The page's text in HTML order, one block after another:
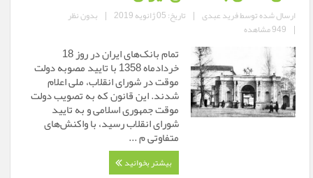
ارسال شده توسطفرید عبدی | تاریخ: 05 ژانویه 2019 | بدون نظر
| 949 مشاهده
تمام بانک‌های ایران در روز 18
خردادماه 1358 با تایید مصوبه دولت
موقت در شورای انقلاب، ملی اعلام
شدند. این قانون که به تصویب دولت
موقت جمهوری اسلامی و به تایید
شورای انقلاب رسید، با واکنش‌های
متفاوتی م ...
بیشتر بخوانید